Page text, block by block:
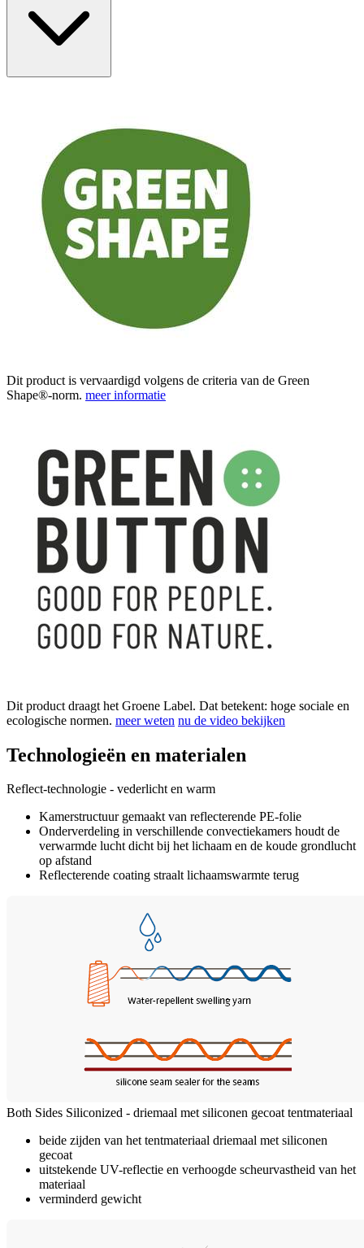
Dit product is vervaardigd volgens de criteria van de Green
Shape®-norm. meer informatie
Dit product draagt het Groene Label. Dat betekent: hoge sociale en
ecologische normen. meer weten nu de video bekijken
Technologieën en materialen
Reflect-technologie - vederlicht en warm
Kamerstructuur gemaakt van reflecterende PE-folie
Onderverdeling in verschillende convectiekamers houdt de
verwarmde lucht dicht bij het lichaam en de koude grondlucht
op afstand
Reflecterende coating straalt lichaamswarmte terug
Both Sides Siliconized - driemaal met siliconen gecoat tentmateriaal
beide zijden van het tentmateriaal driemaal met siliconen
gecoat
uitstekende UV-reflectie en verhoogde scheurvastheid van het
materiaal
verminderd gewicht